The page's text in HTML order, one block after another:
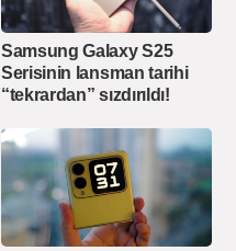
Samsung Galaxy S25
Serisinin lansman tarihi
“tekrardan” sızdırıldı!